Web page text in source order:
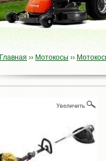
Главная ›› Мотокосы ››